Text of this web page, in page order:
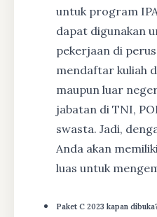
untuk program
dapat digunakan
pekerjaan di
mendaftar kuliah
maupun luar
jabatan di TNI,
swasta. Jadi,
Anda akan
luas untuk
Paket C 2023 kapan